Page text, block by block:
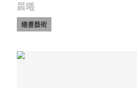
晨曦
繪畫藝術